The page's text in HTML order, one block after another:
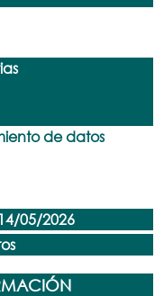
de datos
05/2026